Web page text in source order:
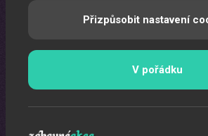
Přizpůsobit nastavení
V pořádku